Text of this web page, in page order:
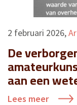
2 februari 2026,
De
aan een
Lees meer